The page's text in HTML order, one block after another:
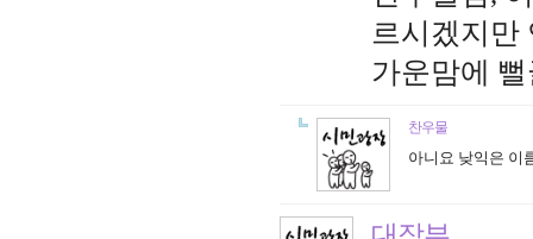
르시겠지만
가운맘에
찬우물
아니요 낮익은 이